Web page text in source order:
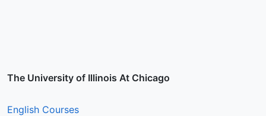
The University of Illinois At Chicago
English Courses